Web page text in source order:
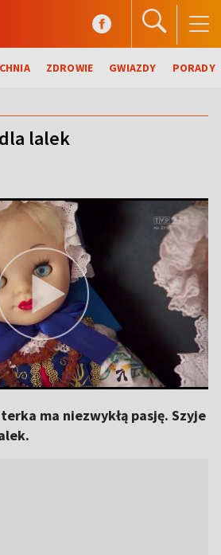
ZDROWIE GWIAZDY PORADY
lalek
ma niezwykłą pasję. Szyje